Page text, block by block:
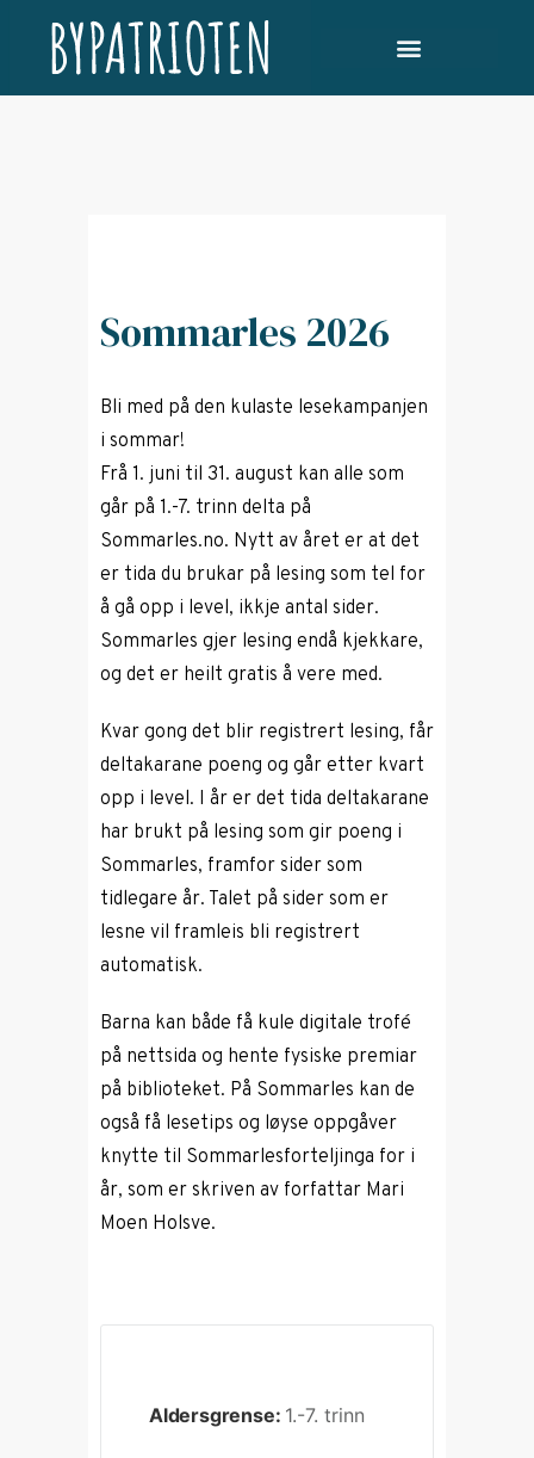
Sommarles 2026
Bli med på den kulaste lesekampanjen
i sommar!
Frå 1. juni til 31. august kan alle som
går på 1.-7. trinn delta på
Sommarles.no. Nytt av året er at det
er tida du brukar på lesing som tel for
å gå opp i level, ikkje antal sider.
Sommarles gjer lesing endå kjekkare,
og det er heilt gratis å vere med.
Kvar gong det blir registrert lesing, får
deltakarane poeng og går etter kvart
opp i level. I år er det tida deltakarane
har brukt på lesing som gir poeng i
Sommarles, framfor sider som
tidlegare år. Talet på sider som er
lesne vil framleis bli registrert
automatisk.
Barna kan både få kule digitale trofé
på nettsida og hente fysiske premiar
på biblioteket. På Sommarles kan de
også få lesetips og løyse oppgåver
knytte til Sommarlesforteljinga for i
år, som er skriven av forfattar Mari
Moen Holsve.
Aldersgrense: 1.-7. trinn